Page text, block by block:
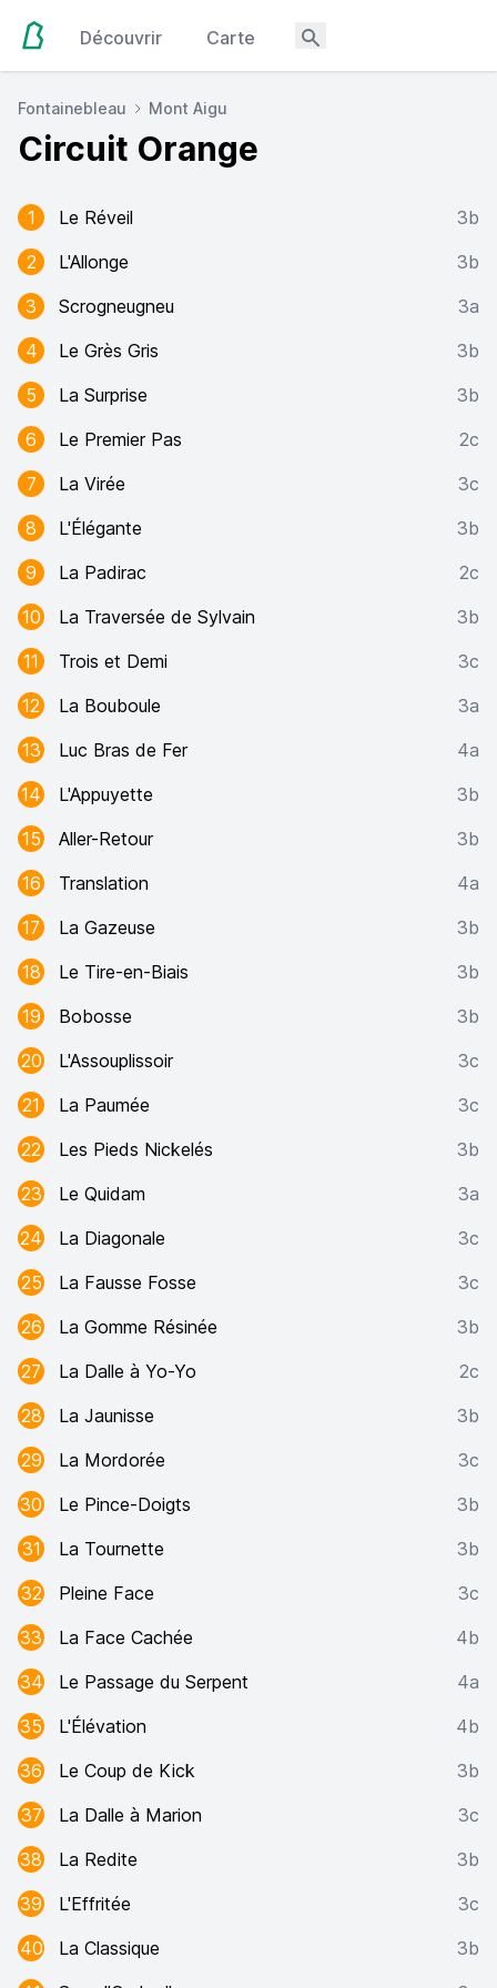
Découvrir Carte
Fontainebleau Mont Aigu
Circuit Orange
1 Le Réveil
3b
2
L'Allonge
3b
3
Scrogneugneu
3a
4
Le Grès Gris
3b
5
La Surprise
3b
6
Le Premier Pas
2c
7
La Virée
3c
8
L'Élégante
3b
9
La Padirac
2c
10
La Traversée de Sylvain
3b
11
Trois et Demi
3c
12
La Bouboule
3a
13
Luc Bras de Fer
4a
14
L'Appuyette
3b
15
Aller-Retour
3b
16
Translation
4a
17
La Gazeuse
3b
18
Le Tire-en-Biais
3b
19
Bobosse
3b
20
L'Assouplissoir
3c
21
La Paumée
3c
22
Les Pieds Nickelés
3b
23
Le Quidam
3a
24
La Diagonale
3c
25
La Fausse Fosse
3c
26
La Gomme Résinée
3b
27
La Dalle à Yo-Yo
2c
28
La Jaunisse
3b
29
La Mordorée
3c
30
Le Pince-Doigts
3b
31
La Tournette
3b
32
Pleine Face
3c
33
La Face Cachée
4b
34
Le Passage du Serpent
4a
35
L'Élévation
4b
36
Le Coup de Kick
3b
37
La Dalle à Marion
3c
38
La Redite
3b
39
L'Effritée
3c
40
La Classique
3b